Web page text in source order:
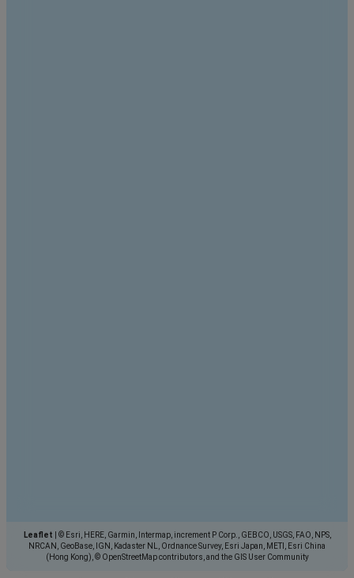
Leaflet
© Esri, HERE, Garmin, Intermap, increment P Corp., GEBCO, USGS, FAO, NPS,
NRCAN, GeoBase, IGN, Kadaster NL, Ordnance Survey, Esri Japan, METI, Esri China
(Hong Kong), © OpenStreetMap contributors, and the GIS User Community